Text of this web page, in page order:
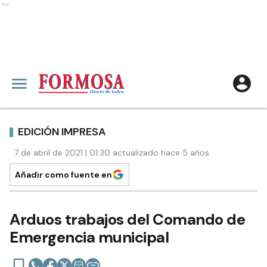
Ads
EDICIÓN IMPRESA
7 de abril de 2021 | 01:30 actualizado hace 5 años
Añadir como fuente en
Arduos trabajos del Comando de
Emergencia municipal